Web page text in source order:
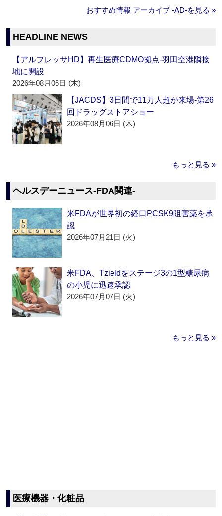
おすすめ情報 アーカイブ ‐AD‐を見る »
HEADLINE NEWS
【アルフレッサHD】再生医療CDMO拠点‐羽田空港隣接
地に開設
2026年08月06日 (木)
【JACDS】3日間で11万人超が来場‐第26
回ドラッグストアショー
2026年08月06日 (木)
もっと見る »
ヘルスデーニュース‐FDA関連‐
米FDAが世界初の経口PCSK9阻害薬を承
認
2026年07月21日 (火)
米FDA、Tzieldをステージ3の1型糖尿病
の小児に迅速承認
2026年07月07日 (火)
もっと見る »
医療機器・化粧品